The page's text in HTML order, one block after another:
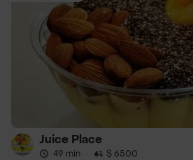
Juice Place
49 min · $ 6500